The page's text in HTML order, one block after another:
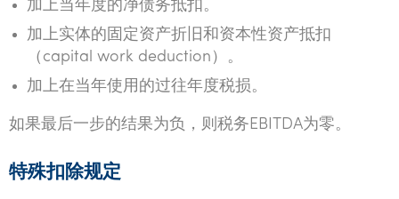
加上当年度的净债务抵扣。
加上实体的固定资产折旧和资本性资产抵扣
（capital work deduction）。
加上在当年使用的过往年度税损。
如果最后一步的结果为负，则税务EBITDA为零。
特殊扣除规定